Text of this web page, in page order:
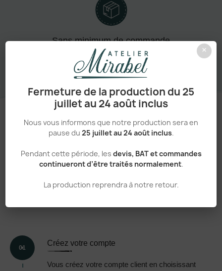
×
Fermeture de la production du 25
juillet au 24 août inclus
Nous vous informons que notre production sera en
pause du 25 juillet au 24 août inclus.
Pendant cette période, les devis, BAT et commandes
continueront d’être traités normalement.
La production reprendra à notre retour.
Sans minimum de commande
Un processus simple et transparent
VOTRE
COMMANDE,EN 5
01
Créez votre compte
Vous créez votre compte client en choisissant